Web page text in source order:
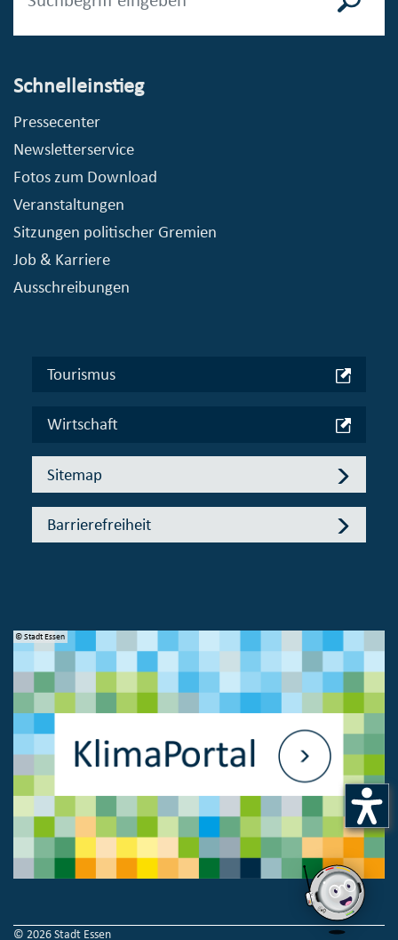
Schnelleinstieg
Pressecenter
Newsletterservice
Fotos zum Download
Veranstaltungen
Sitzungen politischer Gremien
Job & Karriere
Ausschreibungen
Tourismus
Wirtschaft
Sitemap
Barrierefreiheit
© Stadt Essen
© 2026 Stadt Essen